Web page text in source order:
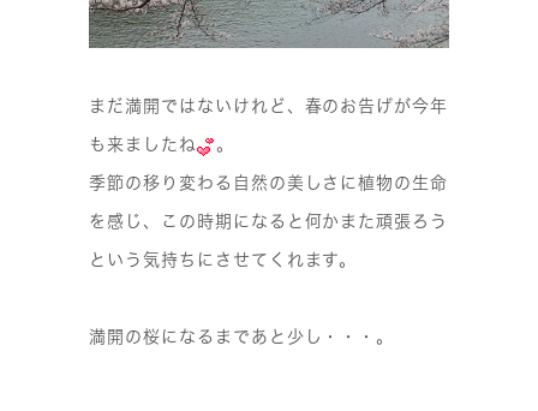
まだ満開ではないけれど、春のお告げが今年
も来ましたね 。
季節の移り変わる自然の美しさに植物の生命
を感じ、この時期になると何かまた頑張ろう
という気持ちにさせてくれます。
満開の桜になるまであと少し・・・。